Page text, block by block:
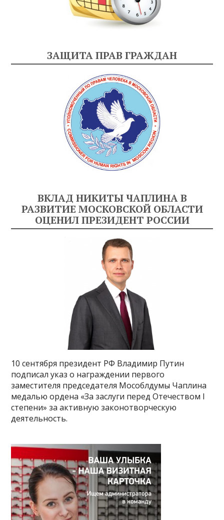
ЗАЩИТА ПРАВ ГРАЖДАН
ВКЛАД НИКИТЫ ЧАПЛИНА В
РАЗВИТИЕ МОСКОВСКОЙ ОБЛАСТИ
ОЦЕНИЛ ПРЕЗИДЕНТ РОССИИ
10 сентября президент РФ Владимир Путин
подписал указ о награждении первого
заместителя председателя Мособлдумы Чаплина
медалью ордена «За заслуги перед Отечеством I
степени» за активную законотворческую
деятельность.